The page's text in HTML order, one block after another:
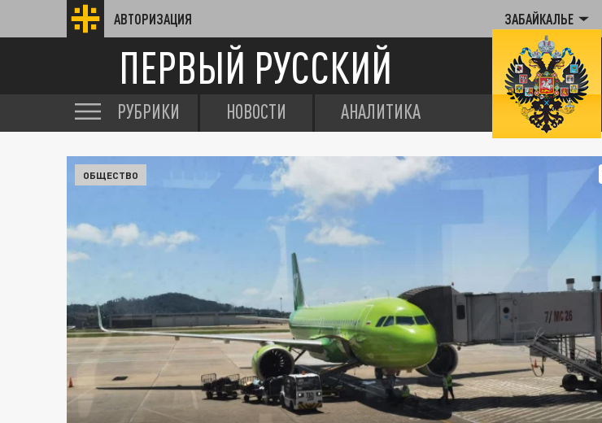
АВТОРИЗАЦИЯ ЗАБАЙКАЛЬЕ
ПЕРВЫЙ РУССКИЙ
РУБРИКИ НОВОСТИ АНАЛИТИКА
ОБЩЕСТВО